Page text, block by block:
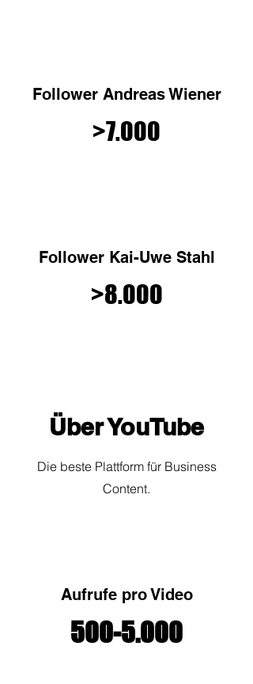
Follower Andreas Wiener
>7.000
Follower Kai-Uwe Stahl
>8.000
Über YouTube
Die beste Plattform für Business
Content.
Aufrufe pro Video
500-5.000